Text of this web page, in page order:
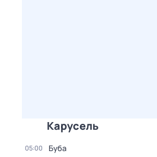
Карусель
05:00 Буба